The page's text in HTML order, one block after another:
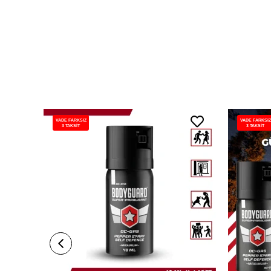
VADE FARKSIZ
3 TAKSİT
VADE FARKSIZ
3 TAKSİT